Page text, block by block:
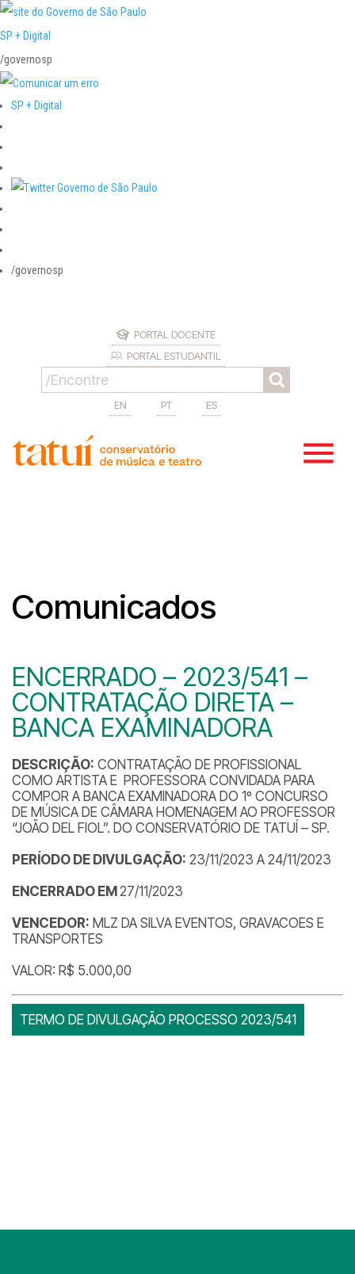
SP + Digital
/governosp
SP + Digital
/governosp
PORTAL DOCENTE
PORTAL ESTUDANTIL
EN PT ES
Comunicados
ENCERRADO – 2023/541 –
CONTRATAÇÃO DIRETA –
BANCA EXAMINADORA
DESCRIÇÃO: CONTRATAÇÃO DE PROFISSIONAL
COMO ARTISTA E PROFESSORA CONVIDADA PARA
COMPOR A BANCA EXAMINADORA DO 1º CONCURSO
DE MÚSICA DE CÂMARA HOMENAGEM AO PROFESSOR
“JOÃO DEL FIOL”. DO CONSERVATÓRIO DE TATUÍ – SP.
PERÍODO DE DIVULGAÇÃO: 23/11/2023 A 24/11/2023
ENCERRADO EM 27/11/2023
VENCEDOR: MLZ DA SILVA EVENTOS, GRAVACOES E
TRANSPORTES
VALOR: R$ 5.000,00
TERMO DE DIVULGAÇÃO PROCESSO 2023/541